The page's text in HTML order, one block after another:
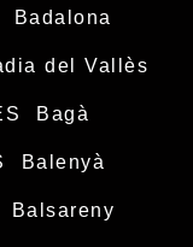
Badalona
del Vallès
Bagà
Balenyà